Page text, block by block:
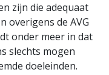
zijn die adequaat
overigens de AVG
onder meer in dat
slechts mogen
doeleinden.